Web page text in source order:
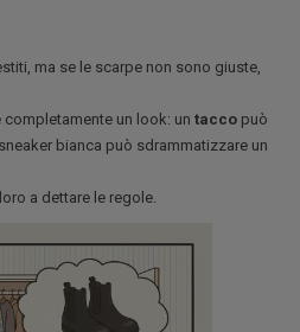
ma se le scarpe non sono giuste,
un look: un tacco può
bianca può sdrammatizzare un
a dettare le regole.